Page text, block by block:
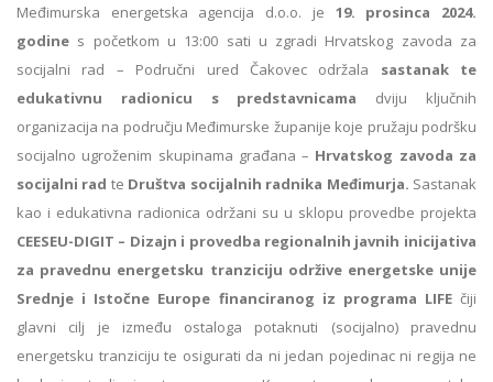
Međimurska energetska agencija d.o.o. je 19. prosinca 2024.
godine s početkom u 13:00 sati u zgradi Hrvatskog zavoda za
socijalni rad – Područni ured Čakovec održala sastanak te
edukativnu radionicu s predstavnicama dviju ključnih
organizacija na području Međimurske županije koje pružaju podršku
socijalno ugroženim skupinama građana – Hrvatskog zavoda za
socijalni rad te Društva socijalnih radnika Međimurja. Sastanak
kao i edukativna radionica održani su u sklopu provedbe projekta
CEESEU-DIGIT – Dizajn i provedba regionalnih javnih inicijativa
za pravednu energetsku tranziciju održive energetske unije
Srednje i Istočne Europe financiranog iz programa LIFE čiji
glavni cilj je između ostaloga potaknuti (socijalno) pravednu
energetsku tranziciju te osigurati da ni jedan pojedinac ni regija ne